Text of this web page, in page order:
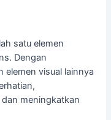
satu elemen
Dengan
elemen visual lainnya
meningkatkan